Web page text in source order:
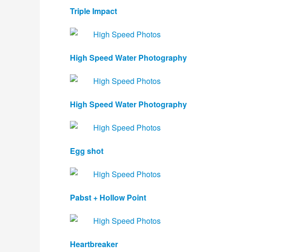
Triple Impact
High Speed Water Photography
High Speed Water Photography
Egg shot
Pabst + Hollow Point
Heartbreaker